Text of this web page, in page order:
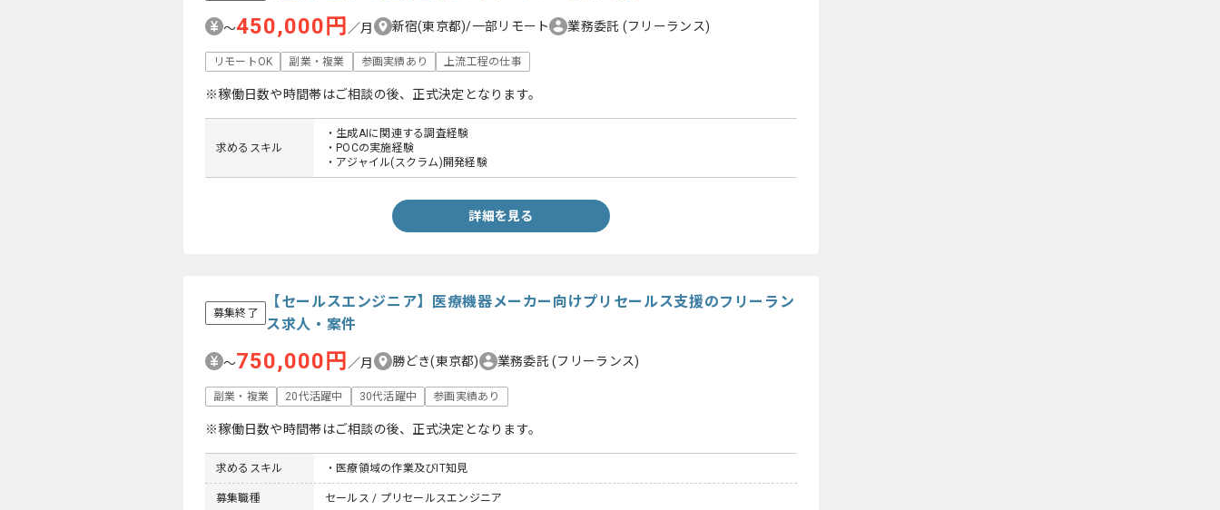
〜450,000円 ／月 新宿(東京都)/一部リモート 業務委託 (フリーランス)
リモートOK 副業・複業 参画実績あり 上流工程の仕事
※稼働日数や時間帯はご相談の後、正式決定となります。
求めるスキル
・生成AIに関連する調査経験
・POCの実施経験
・アジャイル(スクラム)開発経験
詳細を見る
募集終了
【セールスエンジニア】医療機器メーカー向けプリセールス支援のフリーラン
ス求人・案件
〜750,000円 ／月 勝どき(東京都) 業務委託(フリーランス)
副業・複業 20代活躍中 30代活躍中 参画実績あり
※稼働日数や時間帯はご相談の後、正式決定となります。
求めるスキル ・医療領域の作業及びIT知見
募集職種 セールス / プリセールスエンジニア